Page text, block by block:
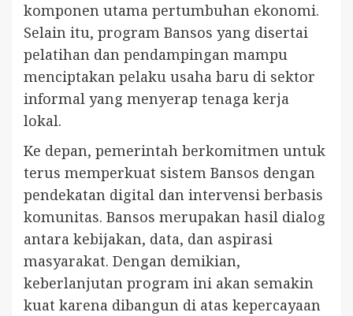
komponen utama pertumbuhan ekonomi.
Selain itu, program Bansos yang disertai
pelatihan dan pendampingan mampu
menciptakan pelaku usaha baru di sektor
informal yang menyerap tenaga kerja
lokal.
Ke depan, pemerintah berkomitmen untuk
terus memperkuat sistem Bansos dengan
pendekatan digital dan intervensi berbasis
komunitas. Bansos merupakan hasil dialog
antara kebijakan, data, dan aspirasi
masyarakat. Dengan demikian,
keberlanjutan program ini akan semakin
kuat karena dibangun di atas kepercayaan